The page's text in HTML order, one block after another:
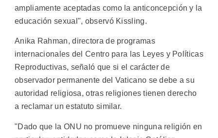
ampliamente aceptadas como la anticoncepción y la
educación sexual", observó Kissling.
Anika Rahman, directora de programas
internacionales del Centro para las Leyes y Políticas
Reproductivas, señaló que si el carácter de
observador permanente del Vaticano se debe a su
autoridad religiosa, otras religiones tienen derecho
a reclamar un estatuto similar.
"Dado que la ONU no promueve ninguna religión en